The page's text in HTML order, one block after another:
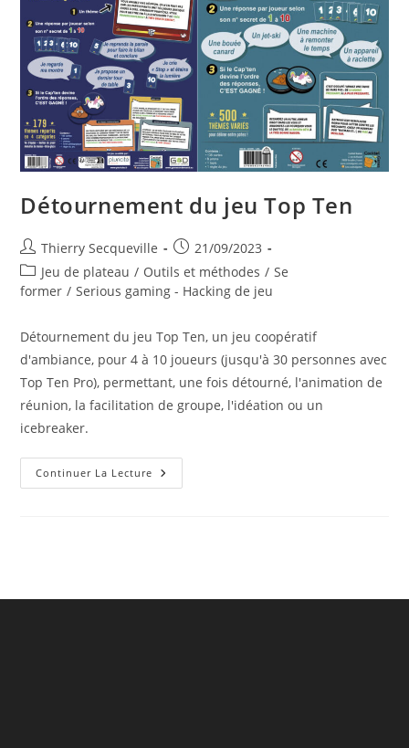
Détournement du jeu Top Ten
Auteur/autrice
de
la
Thierry Secqueville
Publication
publiée :
21/09/2023
Post
category:
Jeu de plateau / Outils et méthodes / Se
former / Serious gaming - Hacking de jeu
Détournement du jeu Top Ten, un jeu coopératif
d'ambiance, pour 4 à 10 joueurs (jusqu'à 30 personnes avec
Top Ten Pro), permettant, une fois détourné, l'animation de
réunion, la facilitation de groupe, l'idéation ou un
icebreaker.
Continuer La Lecture Détournement
Du